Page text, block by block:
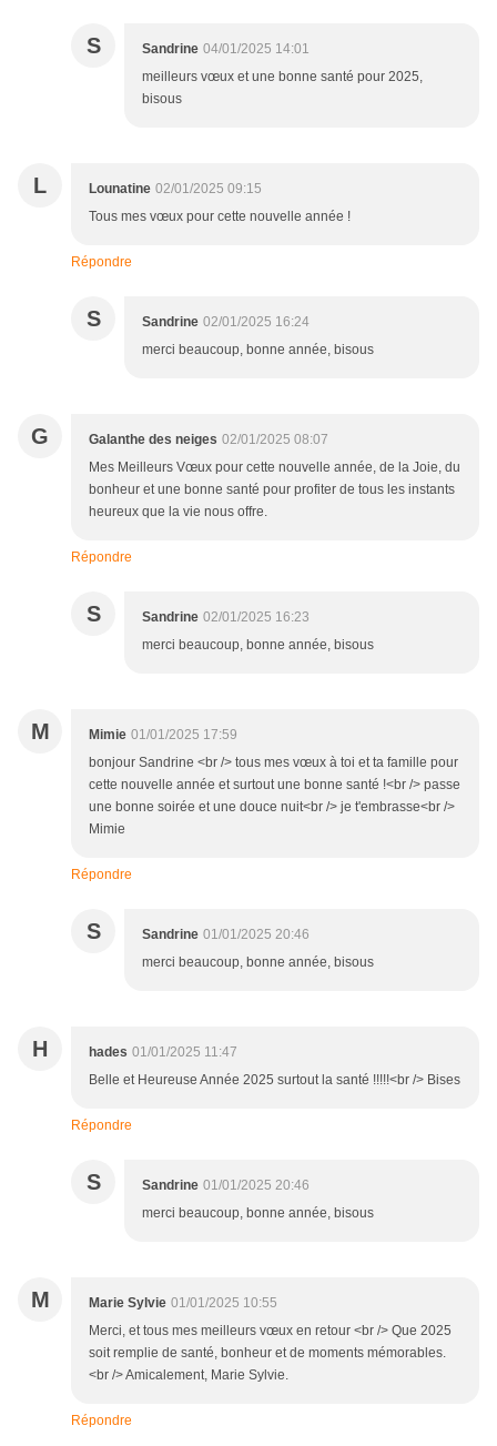
S Sandrine 04/01/2025 14:01
meilleurs vœux et une bonne santé pour 2025,
bisous
L Lounatine 02/01/2025 09:15
Tous mes vœux pour cette nouvelle année !
Répondre
S Sandrine 02/01/2025 16:24
merci beaucoup, bonne année, bisous
G Galanthe des neiges 02/01/2025 08:07
Mes Meilleurs Vœux pour cette nouvelle année, de la Joie, du
bonheur et une bonne santé pour profiter de tous les instants
heureux que la vie nous offre.
Répondre
S Sandrine 02/01/2025 16:23
merci beaucoup, bonne année, bisous
M Mimie 01/01/2025 17:59
bonjour Sandrine <br /> tous mes vœux à toi et ta famille pour
cette nouvelle année et surtout une bonne santé !<br /> passe
une bonne soirée et une douce nuit<br /> je t'embrasse<br />
Mimie
Répondre
S Sandrine 01/01/2025 20:46
merci beaucoup, bonne année, bisous
H hades 01/01/2025 11:47
Belle et Heureuse Année 2025 surtout la santé !!!!!<br /> Bises
Répondre
S Sandrine 01/01/2025 20:46
merci beaucoup, bonne année, bisous
M Marie Sylvie 01/01/2025 10:55
Merci, et tous mes meilleurs vœux en retour <br /> Que 2025
soit remplie de santé, bonheur et de moments mémorables.
<br /> Amicalement, Marie Sylvie.
Répondre